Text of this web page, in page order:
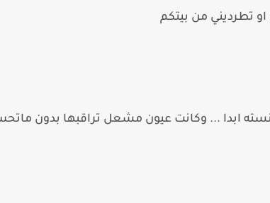
تطرديني من بيتكم
ابدا ... وكانت عيون مشعل تراقبها بدون